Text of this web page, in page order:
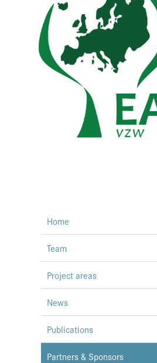
Home
Team
Project areas
News
Publications
Partners & Sponsors